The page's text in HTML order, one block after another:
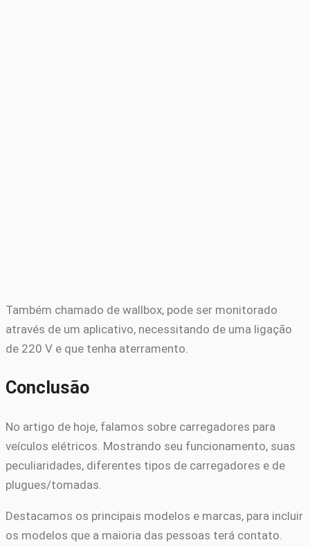
Também chamado de wallbox, pode ser monitorado
através de um aplicativo, necessitando de uma ligação
de 220 V e que tenha aterramento.
Conclusão
No artigo de hoje, falamos sobre carregadores para
veículos elétricos. Mostrando seu funcionamento, suas
peculiaridades, diferentes tipos de carregadores e de
plugues/tomadas.
Destacamos os principais modelos e marcas, para incluir
os modelos que a maioria das pessoas terá contato.